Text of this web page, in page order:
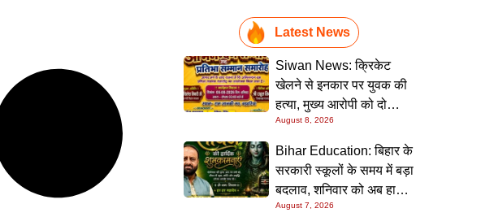
Latest News
Siwan News: क्रिकेट
खेलने से इनकार पर युवक की
हत्या, मुख्य आरोपी को दो
धाराओं में उम्रकैद
August 8, 2026
Bihar Education: बिहार के
सरकारी स्कूलों के समय में बड़ा
बदलाव, शनिवार को अब हाफ
डे रहेगा विद्यालय
August 7, 2026